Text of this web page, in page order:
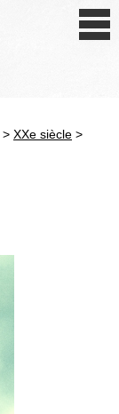
> XXe siècle >